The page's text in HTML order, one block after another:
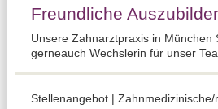
Freundliche
Unsere Zahnarztpraxis in München
gerneauch Wechslerin für unser
Stellenangebot |